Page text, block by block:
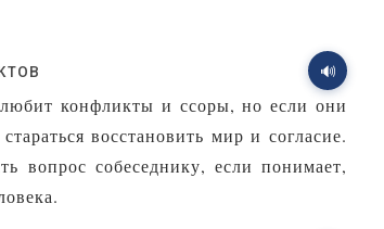
🔊
конфликты и ссоры, но если они
восстановить мир и согласие.
вопрос собеседнику, если понимает,